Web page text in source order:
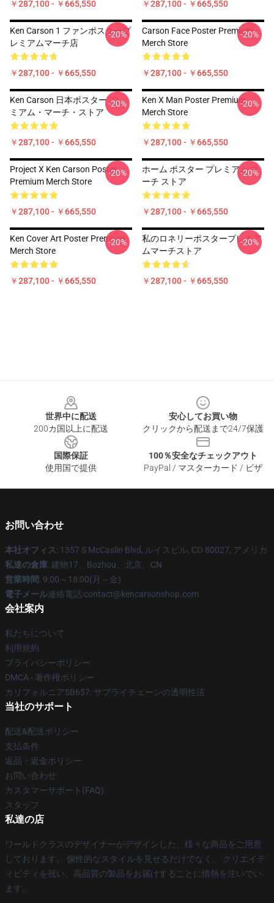
￥287,100 - ￥665,550 ￥287,100 - ￥665,550
Ken Carson 1 ファンポスタープ
レミアムマーチ店
￥287,100 - ￥665,550
-20%
Carson Face Poster Premium
Merch Store
￥287,100 - ￥665,550
-20%
Ken Carson 日本ポスタープレ
ミアム・マーチ・ストア
￥287,100 - ￥665,550
-20%
Ken X Man Poster Premium
Merch Store
￥287,100 - ￥665,550
-20%
Project X Ken Carson Poster
Premium Merch Store
￥287,100 - ￥665,550
-20%
ホーム ポスター プレミアム マ
ーチ ストア
￥287,100 - ￥665,550
-20%
Ken Cover Art Poster Premium
Merch Store
￥287,100 - ￥665,550
-20%
私のロネリーポスタープレミア
ムマーチストア
￥287,100 - ￥665,550
-20%
世界中に配送
200カ国以上に配送
安心してお買い物
クリックから配送まで24/7保護
国際保証
使用国で提供
100％安全なチェックアウト
PayPal / マスターカード / ビザ
お問い合わせ
本社オフィス: 1357 S McCaslin Blvd, ルイスビル, CO 80027, アメリカ
私達の倉庫: 建物17、Bozhou、北京、CN
営業時間: 9:00～18:00(月～金)
電子メール連絡電話:contact@kencarsonshop.com
会社案内
私たちについて
利用規約
プライバシーポリシー
DMCA - 著作権ポリシー
カリフォルニアSB657: サプライチェーンの透明性法
当社のサポート
配送&配送ポリシー
支払条件
返品・返金ポリシー
お問い合わせ
カスタマーサポート(FAQ)
スタッフ
私達の店
ワールドクラスのデザイナーがデザインした、様々な商品をご用意
しております。 個性的なスタイルを見せるだけでなく、 クリエイテ
ィビティを祝い、高品質の製品をお届けすることに情熱を注いでい
ます。